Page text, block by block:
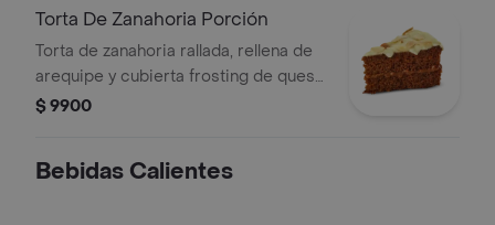
Torta De Zanahoria Porción
Torta de zanahoria rallada, rellena de
arequipe y cubierta frosting de queso
con trocitos de almendras
$ 9900
Bebidas Calientes